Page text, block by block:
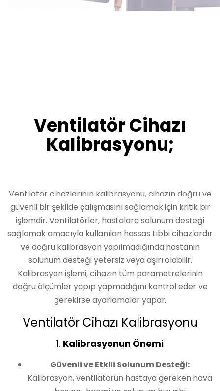
Ventilatör Cihazı
Kalibrasyonu;
Ventilatör cihazlarının kalibrasyonu, cihazın doğru ve
güvenli bir şekilde çalışmasını sağlamak için kritik bir
işlemdir. Ventilatörler, hastalara solunum desteği
sağlamak amacıyla kullanılan hassas tıbbi cihazlardır
ve doğru kalibrasyon yapılmadığında hastanın
solunum desteği yetersiz veya aşırı olabilir.
Kalibrasyon işlemi, cihazın tüm parametrelerinin
doğru ölçümler yapıp yapmadığını kontrol eder ve
gerekirse ayarlamalar yapar.
Ventilatör Cihazı Kalibrasyonu
1. Kalibrasyonun Önemi
Güvenli ve Etkili Solunum Desteği:
Kalibrasyon, ventilatörün hastaya gereken hava